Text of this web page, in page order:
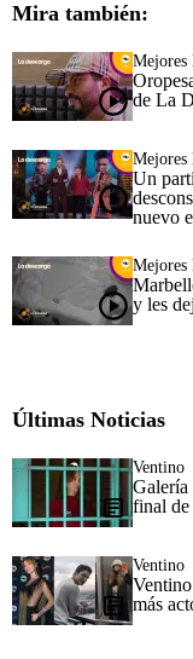
Mira también:
Mejores
de La
Mejores
Un
nuevo
Mejores
y les
Últimas Noticias
Ventino
Galería
final
Ventino
más